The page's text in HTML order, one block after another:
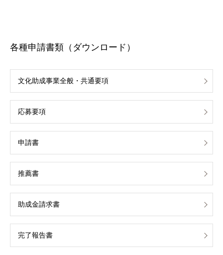
各種申請書類（ダウンロード）
文化助成事業全般・共通要項
応募要項
申請書
推薦書
助成金請求書
完了報告書